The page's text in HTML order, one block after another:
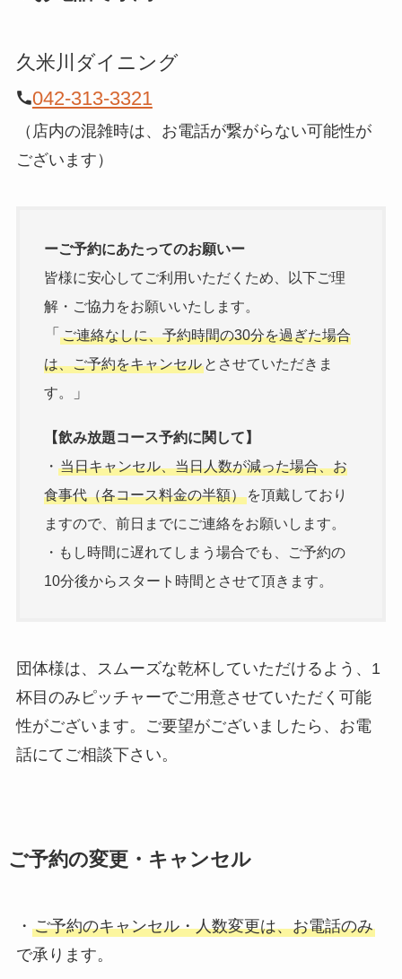
久米川ダイニング
042-313-3321
（店内の混雑時は、お電話が繋がらない可能性が
ございます）
ーご予約にあたってのお願いー
皆様に安心してご利用いただくため、以下ご理
解・ご協力をお願いいたします。
「 ご連絡なしに、予約時間の30分を過ぎた場合
は、ご予約をキャンセルとさせていただきま
す。
」
【飲み放題コース予約に関して】
・ 当日キャンセル、当日人数が減った場合、お
食事代（各コース料金の半額）を頂戴しており
ますので、前日までにご連絡をお願いします。
・もし時間に遅れてしまう場合でも、ご予約の
10分後からスタート時間とさせて頂きます。
団体様は、スムーズな乾杯していただけるよう、1
杯目のみピッチャーでご用意させていただく可能
性がございます。ご要望がございましたら、お電
話にてご相談下さい。
ご予約の変更・キャンセル
・ ご予約のキャンセル・人数変更は、お電話のみ
で承ります。